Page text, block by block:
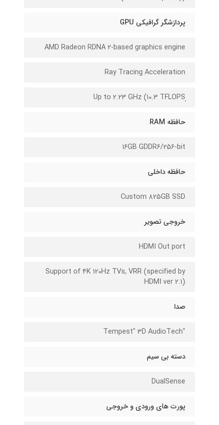
پردازشگر گرافیکی GPU
AMD Radeon RDNA 2-based graphics engine
Ray Tracing Acceleration
Up to 2.23 GHz (10.3 TFLOPSٖ
حافظه RAM
16GB GDDR6/256-bit
حافظه داخلی
Custom 825GB SSD
خروجی تصویر
HDMI Out port
Support of 4K 120Hz TVs, VRR (specified by
HDMI ver 2.1)
صدا
"Tempest" 3D AudioTech
دسته بی سیم
DualSense
پورت های ورودی و خروجی